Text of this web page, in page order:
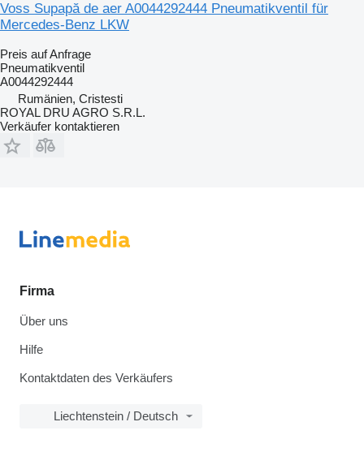
Voss Supapă de aer A0044292444 Pneumatikventil für
Mercedes-Benz LKW
Preis auf Anfrage
Pneumatikventil
A0044292444
Rumänien, Cristesti
ROYAL DRU AGRO S.R.L.
Verkäufer kontaktieren
Firma
Über uns
Hilfe
Kontaktdaten des Verkäufers
Liechtenstein / Deutsch